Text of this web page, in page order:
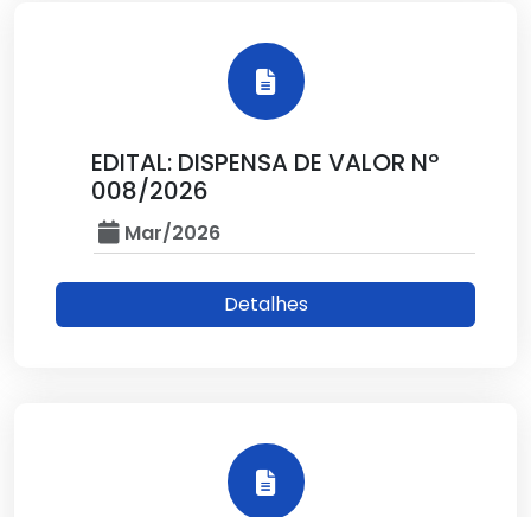
EDITAL: DISPENSA DE VALOR Nº
008/2026
Mar/2026
Detalhes